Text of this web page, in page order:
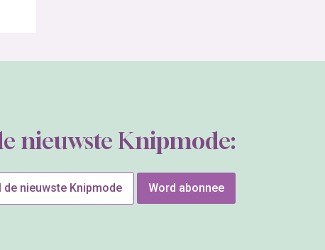
nieuwste Knipmode:
de nieuwste Knipmode Word abonnee